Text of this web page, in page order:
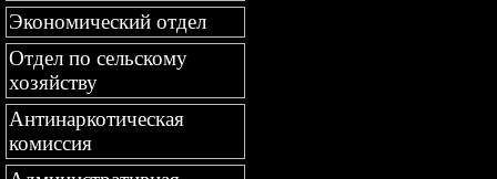
Экономический отдел
Отдел по сельскому
хозяйству
Антинаркотическая
комиссия